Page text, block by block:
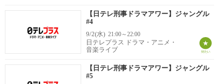
【日テレ刑事ドラマアワー】ジャングル
#4
9/2(水) 21:00～22:00
日テレプラス ドラマ・アニメ・
音楽ライブ
【日テレ刑事ドラマアワー】ジャングル
#5